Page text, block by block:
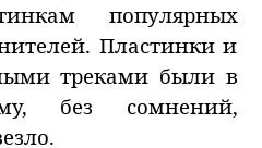
популярных
Пластинки и
треками были в
без сомнений,